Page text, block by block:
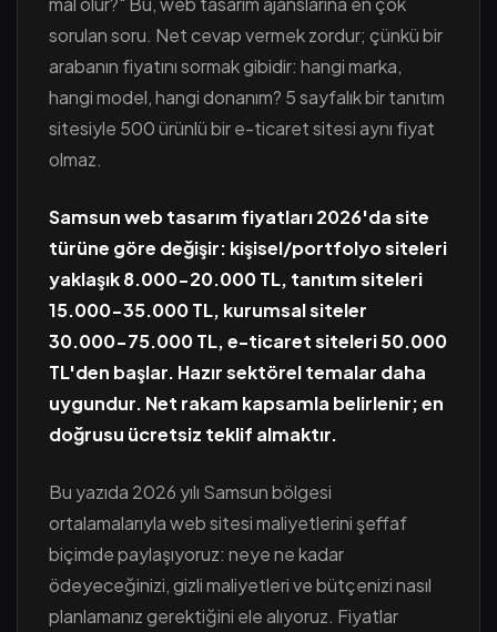
sorulan soru. Net cevap vermek zordur; çünkü bir
arabanın fiyatını sormak gibidir: hangi marka,
hangi model, hangi donanım? 5 sayfalık bir tanıtım
sitesiyle 500 ürünlü bir e-ticaret sitesi aynı fiyat
olmaz.
Samsun web tasarım fiyatları 2026'da site
türüne göre değişir: kişisel/portfolyo siteleri
yaklaşık 8.000-20.000 TL, tanıtım siteleri
15.000-35.000 TL, kurumsal siteler
30.000-75.000 TL, e-ticaret siteleri 50.000
TL'den başlar. Hazır sektörel temalar daha
uygundur. Net rakam kapsamla belirlenir; en
doğrusu ücretsiz teklif almaktır.
Bu yazıda 2026 yılı Samsun bölgesi
ortalamalarıyla web sitesi maliyetlerini şeffaf
biçimde paylaşıyoruz: neye ne kadar
ödeyeceğinizi, gizli maliyetleri ve bütçenizi nasıl
planlamanız gerektiğini ele alıyoruz. Fiyatlar